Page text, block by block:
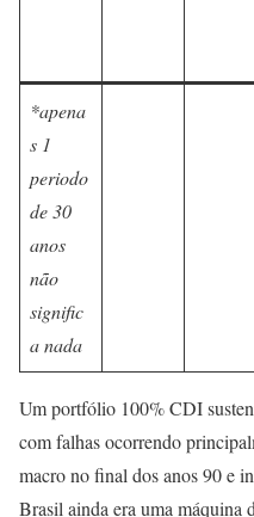
*apena
s 1
periodo
de 30
anos
não
signific
a nada
Um portfólio 100% CDI
com falhas ocorrendo
macro no final dos anos 90 e
Brasil ainda era uma máquina